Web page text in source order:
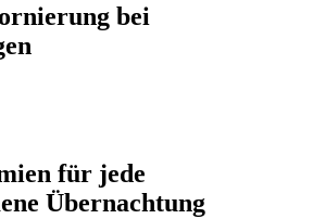
bei
für jede
Übernachtung